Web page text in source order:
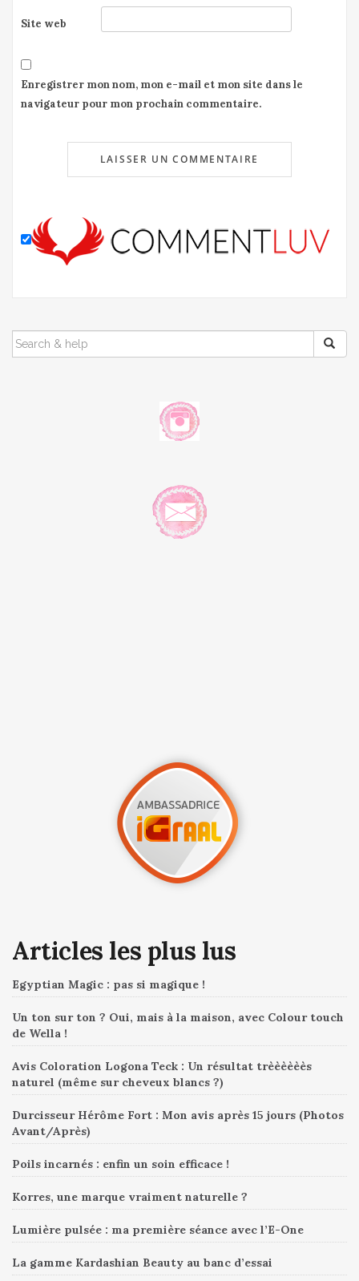
Site web
Enregistrer mon nom, mon e-mail et mon site dans le
navigateur pour mon prochain commentaire.
SEARCH
FOR:
Articles les plus lus
Egyptian Magic : pas si magique !
Un ton sur ton ? Oui, mais à la maison, avec Colour touch
de Wella !
Avis Coloration Logona Teck : Un résultat trèèèèèès
naturel (même sur cheveux blancs ?)
Durcisseur Hérôme Fort : Mon avis après 15 jours (Photos
Avant/Après)
Poils incarnés : enfin un soin efficace !
Korres, une marque vraiment naturelle ?
Lumière pulsée : ma première séance avec l’E-One
La gamme Kardashian Beauty au banc d’essai